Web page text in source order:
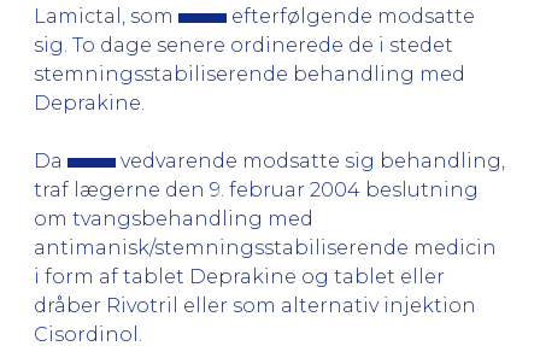
Lamictal, som
efterfølgende modsatte
sig. To dage senere ordinerede de i stedet
stemningsstabiliserende behandling med
Deprakine.
Da
vedvarende modsatte sig behandling,
traf lægerne den 9. februar 2004 beslutning
om tvangsbehandling med
antimanisk/stemningsstabiliserende medicin
i form af tablet Deprakine og tablet eller
dråber Rivotril eller som alternativ injektion
Cisordinol.